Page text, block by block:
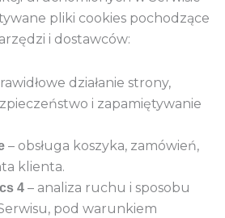
pliki cookies pochodzące
i dostawców:
działanie strony,
i zapamiętywanie
– obsługa koszyka, zamówień,
klienta.
4 – analiza ruchu i sposobu
pod warunkiem